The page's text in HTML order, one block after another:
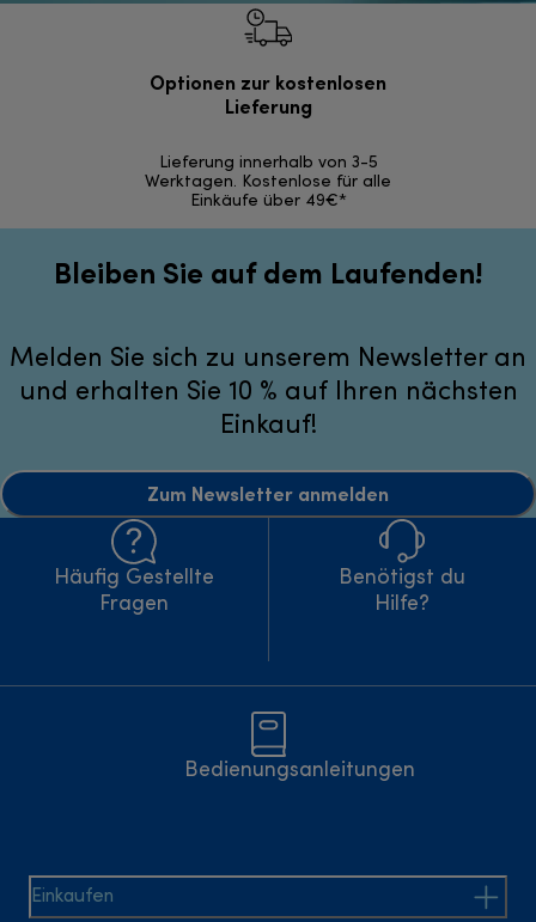
Optionen zur kostenlosen
Lieferung
Lieferung innerhalb von 3-5
Werktagen. Kostenlose für alle
Einkäufe über 49€*
Bleiben Sie auf dem Laufenden!
Melden Sie sich zu unserem Newsletter an
und erhalten Sie 10 % auf Ihren nächsten
Einkauf!
Zum Newsletter anmelden
Häufig Gestellte
Fragen
Benötigst du
Hilfe?
Bedienungsanleitungen
Einkaufen